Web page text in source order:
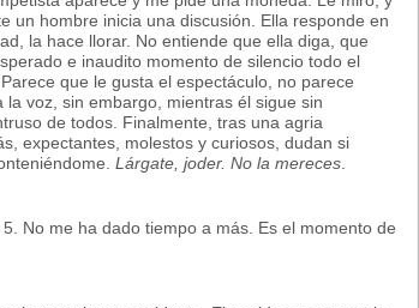
un hombre inicia una discusión. Ella responde en
la hace llorar. No entiende que ella diga, que
e inaudito momento de silencio todo el
que le gusta el espectáculo, no parece
voz, sin embargo, mientras él sigue sin
de todos. Finalmente, tras una agria
expectantes, molestos y curiosos, dudan si
Lárgate, joder. No la mereces
No me ha dado tiempo a más. Es el momento de